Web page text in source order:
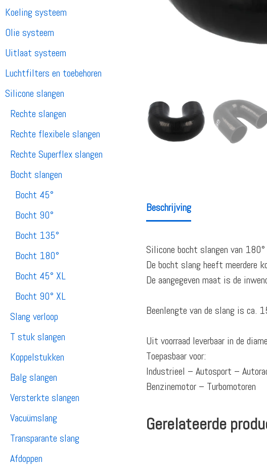
Koeling systeem
Olie systeem
Uitlaat systeem
Luchtfilters en toebehoren
Silicone slangen
Rechte slangen
Rechte flexibele slangen
Rechte Superflex slangen
Bocht slangen
Bocht 45°
Bocht 90°
Bocht 135°
Bocht 180°
Bocht 45° XL
Bocht 90° XL
Slang verloop
T stuk slangen
Koppelstukken
Balg slangen
Versterkte slangen
Vacuümslang
Transparante slang
Afdoppen
Beschrijving
Silicone bocht slangen van
De bocht slang heeft meerdere
De aangegeven maat is de
Beenlengte van de slang is ca.
Uit voorraad leverbaar in de
Toepasbaar voor:
Industrieel – Autosport –
Benzinemotor – Turbomotoren
Gerelateerde